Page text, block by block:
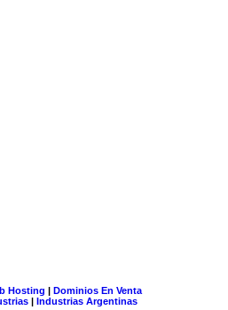
Hosting | Dominios En Venta
| Industrias Argentinas